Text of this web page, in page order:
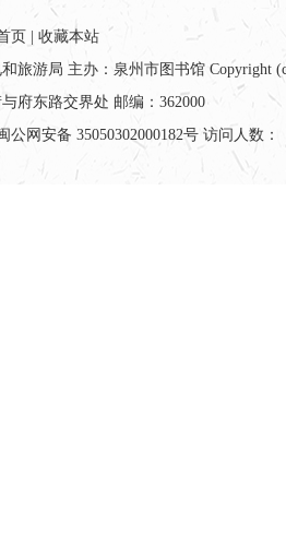
页
收藏本站
旅游局 主办：泉州市图书馆 Copyright
府东路交界处 邮编：362000
公网安备 35050302000182号 访问人数：